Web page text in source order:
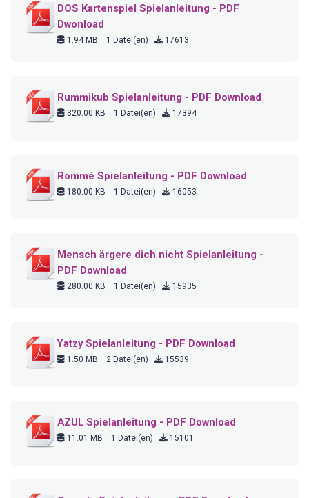
DOS Kartenspiel Spielanleitung - PDF
Dwonload
1.94 MB 1 Datei(en) 17613
Rummikub Spielanleitung - PDF Download
320.00 KB 1 Datei(en) 17394
Rommé Spielanleitung - PDF Download
180.00 KB 1 Datei(en) 16053
Mensch ärgere dich nicht Spielanleitung -
PDF Download
280.00 KB 1 Datei(en) 15935
Yatzy Spielanleitung - PDF Download
1.50 MB 2 Datei(en) 15539
AZUL Spielanleitung - PDF Download
11.01 MB 1 Datei(en) 15101